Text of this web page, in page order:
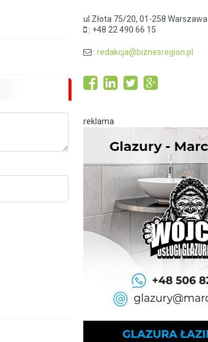
ul.Złota 75/20, 01-258 Warszawa
: +48 22 490 66 15
: redakcja@biznesregion.pl
reklama